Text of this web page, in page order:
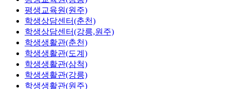
평생교육원(원주)
학생상담센터(춘천)
학생상담센터(강릉,원주)
학생생활관(춘천)
학생생활관(도계)
학생생활관(삼척)
학생생활관(강릉)
학생생활관(원주)